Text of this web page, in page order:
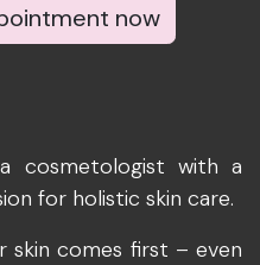
now
cosmetologist with a
for holistic skin care.
skin comes first – even